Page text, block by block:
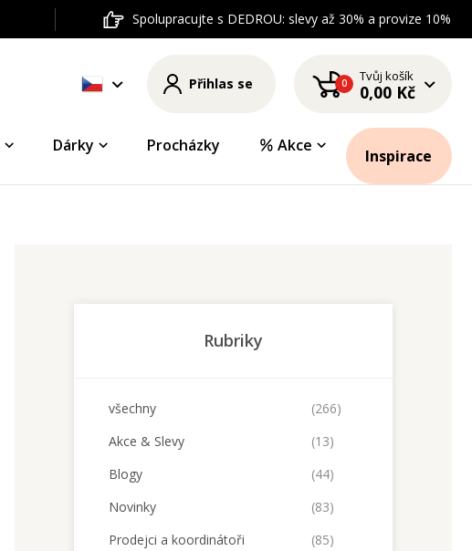
Spolupracujte s DEDROU: slevy až 30% a provize 10%
Přihlas se 0 Tvůj košík
0,00 Kč
Dárky Procházky Akce
Inspirace
Rubriky
všechny
(266)
Akce & Slevy
(13)
Blogy
(44)
Novinky
(83)
Prodejci a koordinátoři
(85)